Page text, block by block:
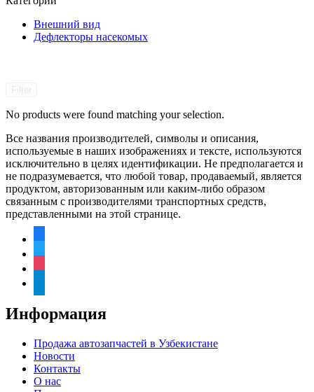
Внешний вид
Дефлекторы насекомых
No products were found matching your selection.
Все названия производителей, символы и описания,
используемые в наших изображениях и тексте, используются
исключительно в целях идентификации. Не предполагается и
не подразумевается, что любой товар, продаваемый, является
продуктом, авторизованным или каким-либо образом
связанным с производителями транспортных средств,
представленными на этой странице.
Информация
Продажа автозапчастей в Узбекистане
Новости
Контакты
О нас